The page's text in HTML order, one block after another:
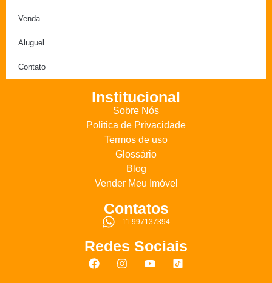
Venda
Aluguel
Contato
Institucional
Sobre Nós
Politica de Privacidade
Termos de uso
Glossário
Blog
Vender Meu Imóvel
Contatos
11 997137394
Redes Sociais